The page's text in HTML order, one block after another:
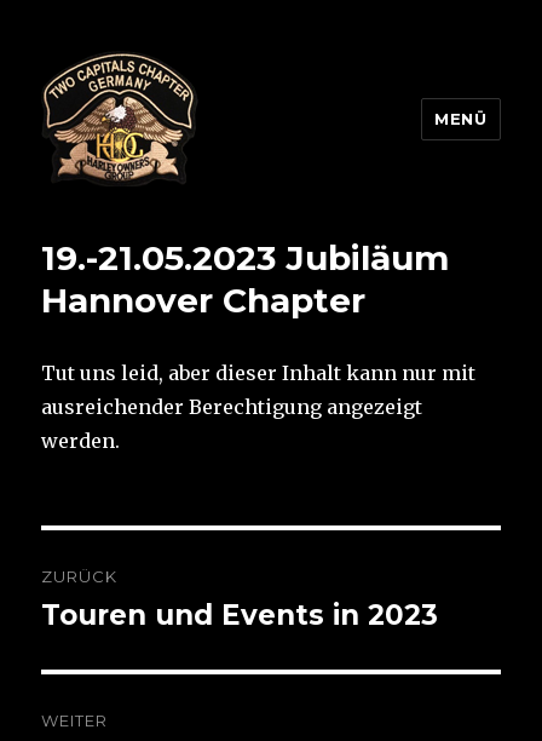
MENÜ
19.-21.05.2023 Jubiläum
Hannover Chapter
Tut uns leid, aber dieser Inhalt kann nur mit
ausreichender Berechtigung angezeigt
werden.
ZURÜCK
Vorheriger
Touren und Events in 2023
WEITER